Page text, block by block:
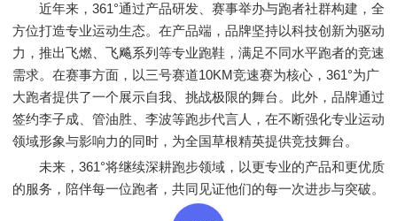
近年来，361°通过产品研发、赛事举办与跑者社群构建，全
方位打造专业运动生态。在产品端，品牌坚持以科技创新为驱动
力，推出飞燃、飞飚系列等专业跑鞋，满足不同水平跑者的竞速
需求。在赛事方面，以三号赛道10KM竞速赛为核心，361°为广
大跑者提供了一个展示自我、挑战极限的舞台。此外，品牌通过
签约李子成、管油胜、李波等跑步代言人，在不断强化专业运动
领域形象与影响力的同时，为全国草根精英提供竞技舞台。
未来，361°将继续深耕跑步领域，以更专业的产品和更优质
的服务，陪伴每一位跑者，共同见证他们的每一次进步与突破。